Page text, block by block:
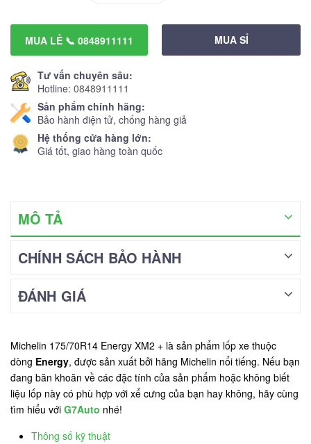
MUA LẺ 📞 0848911111 MUA SỈ
Tư vấn chuyên sâu:
Hotline: 0848911111
Sản phẩm chính hãng:
Bảo hành điện tử, chống hàng giả
Hệ thống cửa hàng lớn:
Giá tốt, giao hàng toàn quốc
MÔ TẢ
CHÍNH SÁCH BẢO HÀNH
ĐÁNH GIÁ
Michelin 175/70R14 Energy XM2 + là sản phẩm lốp xe thuộc
dòng Energy, được sản xuất bởi hãng Michelin nổi tiếng. Nếu bạn
đang băn khoăn về các đặc tính của sản phẩm hoặc không biết
liệu lốp này có phù hợp với xể cưng của bạn hay không, hãy cùng
tìm hiểu với G7Auto nhé!
Thông số kỹ thuật